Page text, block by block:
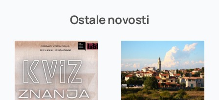
Ostale novosti